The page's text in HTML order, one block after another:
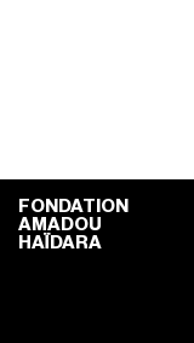
FONDATION
AMADOU
HAÏDARA